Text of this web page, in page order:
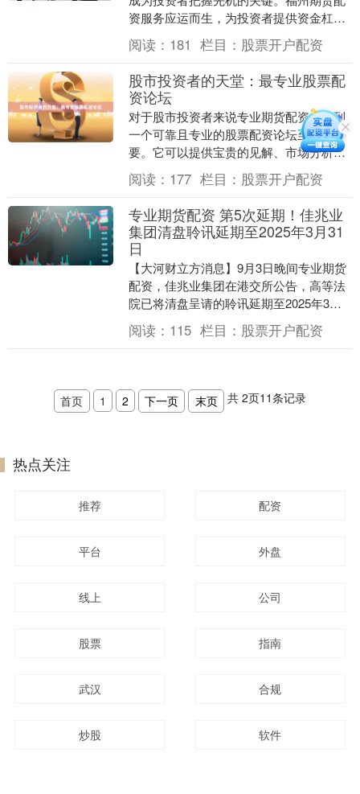
资服务应运而生，为投资者提供资金杠
杆，助力其放大收益潜力。 福州期货配资
平台通过与正规期....
阅读： 181 栏目： 股票开户配资
股市投资者的天堂：最专业股票配
资论坛
对于股市投资者来说专业期货配资，找到
一个可靠且专业的股票配资论坛至关重
要。它可以提供宝贵的见解、市场分析和
投资策略，帮助投资者做出明智的决策。
我们为您推荐最专....
阅读： 177 栏目： 股票开户配资
专业期货配资 第5次延期！佳兆业
集团清盘聆讯延期至2025年3月31
日
【大河财立方消息】9月3日晚间专业期货
配资，佳兆业集团在港交所公告，高等法
院已将清盘呈请的聆讯延期至2025年3月
31日。 此前，佳兆业集团3月8日发布的公
告显....
阅读： 115 栏目： 股票开户配资
首页 1 2 下一页 末页 共 2页11条记录
热点关注
推荐 配资
平台 外盘
线上 公司
股票 指南
武汉 合规
炒股 软件